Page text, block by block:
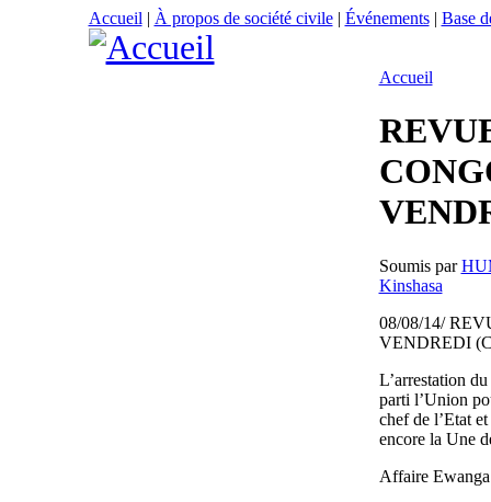
Accueil | À propos de société civile| Événements| Base
Accueil
Soumis par
Kinshasa
08/08/14/
VENDREDI
L’arrestation
parti l’Union
chef de l’Etat
encore la Une
Affaire Ewanga